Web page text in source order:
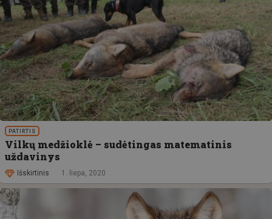
PATIRTIS
Vilkų medžioklė – sudėtingas matematinis
uždavinys
Išskirtinis 1. liepa, 2020